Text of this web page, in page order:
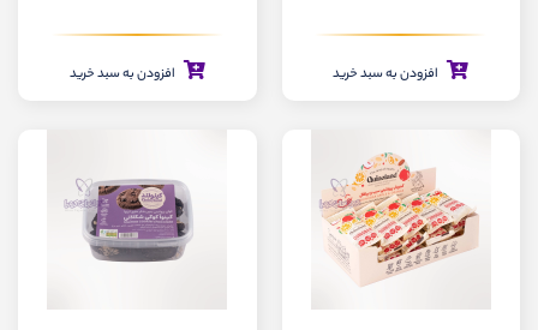
افزودن به سبد خرید افزودن به سبد خرید